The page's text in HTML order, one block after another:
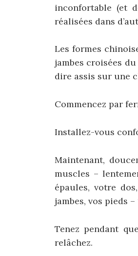
inconfortable (et
réalisées dans
Les formes
jambes croisées
dire assis sur une
Commencez par
Installez-vous
Maintenant,
muscles –
épaules, votre
jambes, vos pieds
Tenez pendant
relâchez.